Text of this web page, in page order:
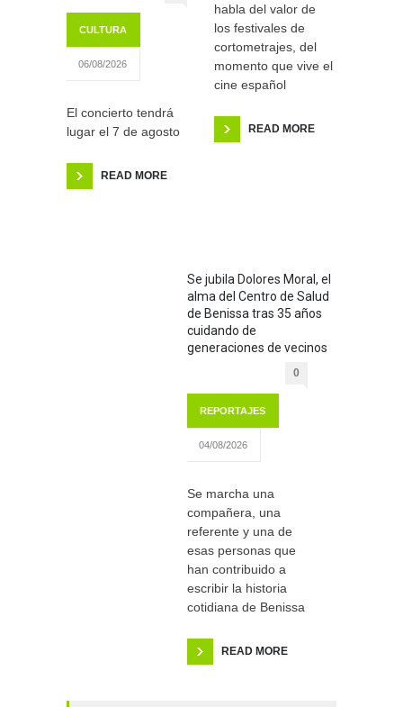
CULTURA
06/08/2026
El concierto tendrá
lugar el 7 de agosto
READ MORE
habla del valor de
los festivales de
cortometrajes, del
momento que vive el
cine español
READ MORE
Se jubila Dolores Moral, el
alma del Centro de Salud
de Benissa tras 35 años
cuidando de
generaciones de vecinos
0
REPORTAJES
04/08/2026
Se marcha una
compañera, una
referente y una de
esas personas que
han contribuido a
escribir la historia
cotidiana de Benissa
READ MORE